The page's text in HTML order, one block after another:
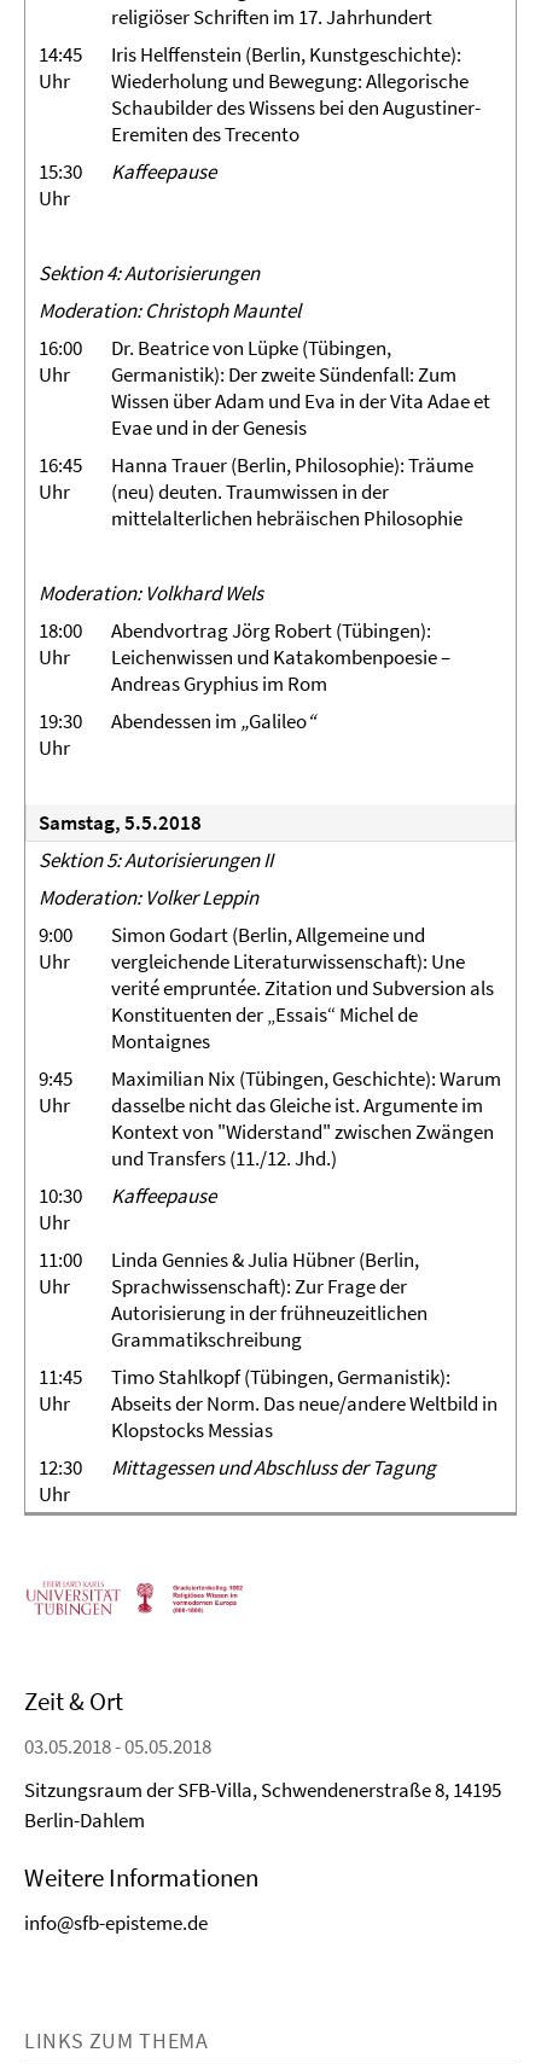
religiöser Schriften im 17. Jahrhundert
14:45
Uhr
Iris Helffenstein (Berlin, Kunstgeschichte):
Wiederholung und Bewegung: Allegorische
Schaubilder des Wissens bei den Augustiner-
Eremiten des Trecento
15:30
Uhr
Kaffeepause
Sektion 4: Autorisierungen
Moderation: Christoph Mauntel
16:00
Uhr
Dr. Beatrice von Lüpke (Tübingen,
Germanistik): Der zweite Sündenfall: Zum
Wissen über Adam und Eva in der Vita Adae et
Evae und in der Genesis
16:45
Uhr
Hanna Trauer (Berlin, Philosophie): Träume
(neu) deuten. Traumwissen in der
mittelalterlichen hebräischen Philosophie
Moderation: Volkhard Wels
18:00
Uhr
Abendvortrag Jörg Robert (Tübingen):
Leichenwissen und Katakombenpoesie –
Andreas Gryphius im Rom
19:30
Uhr
Abendessen im „Galileo“
Samstag, 5.5.2018
Sektion 5: Autorisierungen II
Moderation: Volker Leppin
9:00
Uhr
Simon Godart (Berlin, Allgemeine und
vergleichende Literaturwissenschaft): Une
verité empruntée. Zitation und Subversion als
Konstituenten der „Essais“ Michel de
Montaignes
9:45
Uhr
Maximilian Nix (Tübingen, Geschichte): Warum
dasselbe nicht das Gleiche ist. Argumente im
Kontext von "Widerstand" zwischen Zwängen
und Transfers (11./12. Jhd.)
10:30
Uhr
Kaffeepause
11:00
Uhr
Linda Gennies & Julia Hübner (Berlin,
Sprachwissenschaft): Zur Frage der
Autorisierung in der frühneuzeitlichen
Grammatikschreibung
11:45
Uhr
Timo Stahlkopf (Tübingen, Germanistik):
Abseits der Norm. Das neue/andere Weltbild in
Klopstocks Messias
12:30
Uhr
Mittagessen und Abschluss der Tagung
Zeit & Ort
03.05.2018 - 05.05.2018
Sitzungsraum der SFB-Villa, Schwendenerstraße 8, 14195
Berlin-Dahlem
Weitere Informationen
info@sfb-episteme.de
LINKS ZUM THEMA